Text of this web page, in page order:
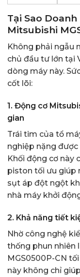
Tại Sao
Mitsubishi
Không phải ngẫu
chủ đầu tư lớn tại
dòng máy này.
cốt lõi:
1. Động cơ
gian
Trái tim của tổ
nghiệp nặng
Khối động cơ này
piston tối ưu giúp
sụt áp đột ngột
nhà máy khởi
2. Khả năng tiết
Nhờ công nghệ
thống phun nhiên
MGS0500P-CN
này không chỉ